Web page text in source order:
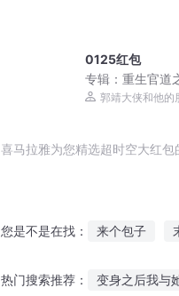
0125红包
专辑： 重生官道
郭靖大侠和他的
喜马拉雅为您精选超时空大红
您是不是在找： 来个包子
热门搜索推荐： 变身之后我与